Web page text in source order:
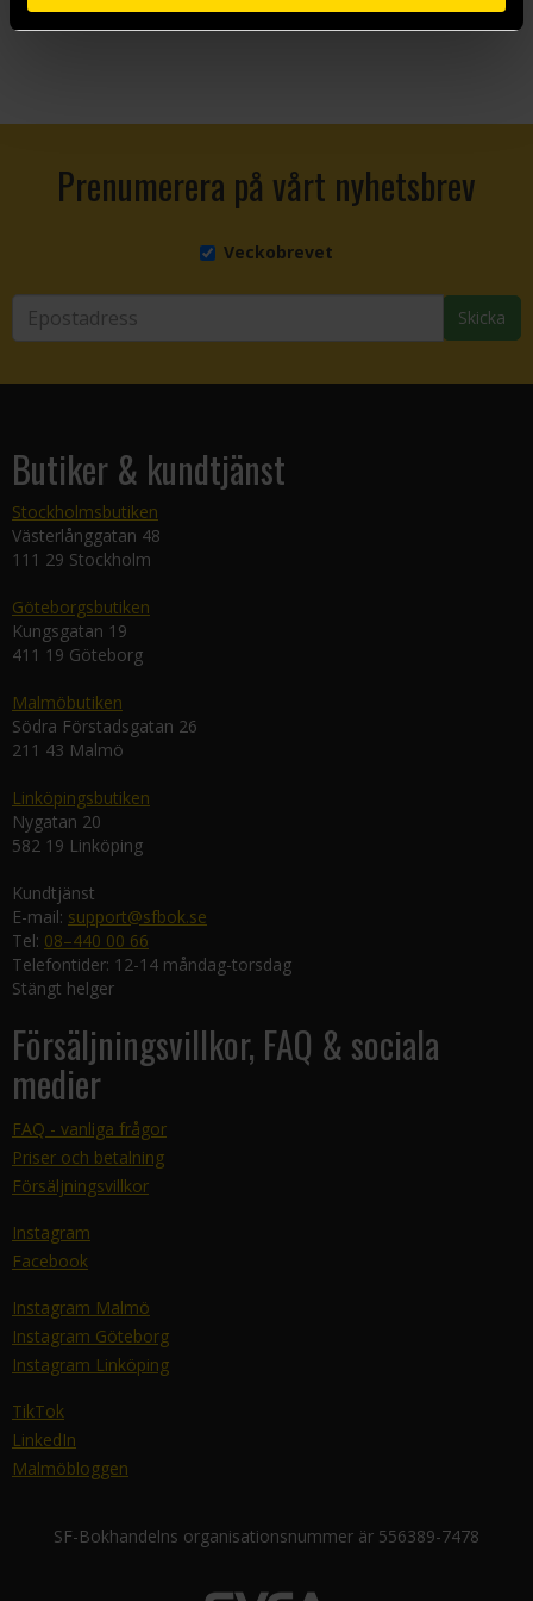
Prenumerera på vårt nyhetsbrev
Veckobrevet
Skicka
Butiker & kundtjänst
Stockholmsbutiken
Västerlånggatan 48
111 29 Stockholm
Göteborgsbutiken
Kungsgatan 19
411 19 Göteborg
Malmöbutiken
Södra Förstadsgatan 26
211 43 Malmö
Linköpingsbutiken
Nygatan 20
582 19 Linköping
Kundtjänst
E-mail: support@sfbok.se
Tel: 08–440 00 66
Telefontider: 12-14 måndag-torsdag
Stängt helger
Försäljningsvillkor, FAQ & sociala
medier
FAQ - vanliga frågor
Priser och betalning
Försäljningsvillkor
Instagram
Facebook
Instagram Malmö
Instagram Göteborg
Instagram Linköping
TikTok
LinkedIn
Malmöbloggen
SF-Bokhandelns organisationsnummer är 556389-7478